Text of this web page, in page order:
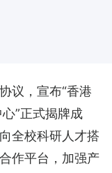
议，宣布“香港
”正式揭牌成
全校科研人才搭
作平台，加强产